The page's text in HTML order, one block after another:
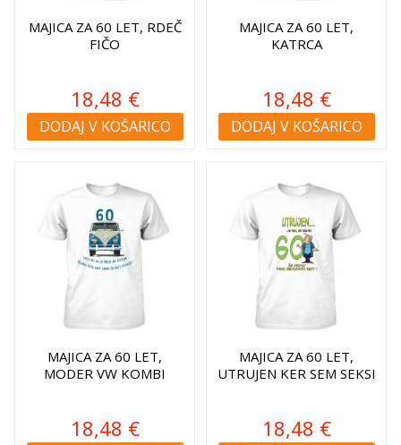
MAJICA ZA 60 LET, RDEČ
FIČO
18,48 €
DODAJ V KOŠARICO
MAJICA ZA 60 LET,
KATRCA
18,48 €
DODAJ V KOŠARICO
MAJICA ZA 60 LET,
MODER VW KOMBI
18,48 €
MAJICA ZA 60 LET,
UTRUJEN KER SEM SEKSI
18,48 €